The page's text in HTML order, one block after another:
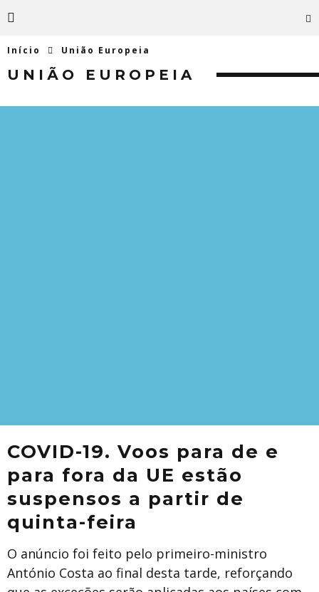
Início União Europeia
UNIÃO EUROPEIA
COVID-19. Voos para de e
para fora da UE estão
suspensos a partir de
quinta-feira
O anúncio foi feito pelo primeiro-ministro
António Costa ao final desta tarde, reforçando